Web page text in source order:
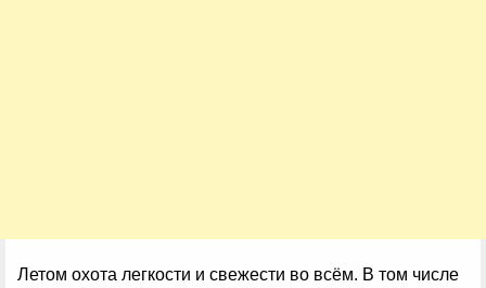
Летом охота легкости и свежести во всём. В том числе